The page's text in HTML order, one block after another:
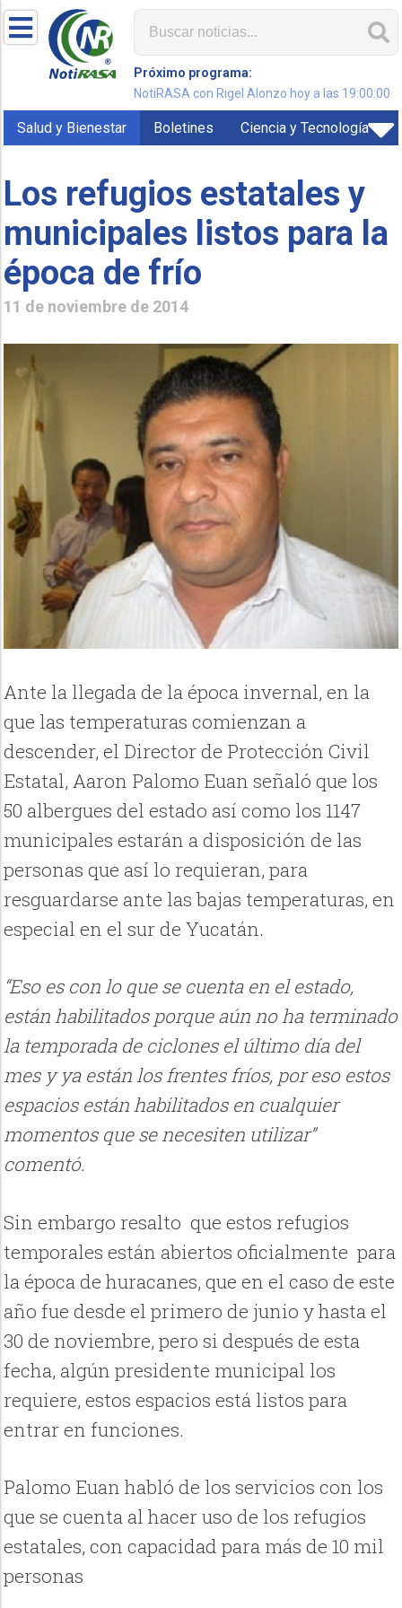
Próximo programa:
NotiRASA con Rigel Alonzo hoy a las 19:00:00
Salud y Bienestar Boletines Ciencia y Tecnología
Los refugios estatales y
municipales listos para la
época de frío
11 de noviembre de 2014
Ante la llegada de la época invernal, en la
que las temperaturas comienzan a
descender, el Director de Protección Civil
Estatal, Aaron Palomo Euan señaló que los
50 albergues del estado así como los 1147
municipales estarán a disposición de las
personas que así lo requieran, para
resguardarse ante las bajas temperaturas, en
especial en el sur de Yucatán.
“Eso es con lo que se cuenta en el estado,
están habilitados porque aún no ha terminado
la temporada de ciclones el último día del
mes y ya están los frentes fríos, por eso estos
espacios están habilitados en cualquier
momentos que se necesiten utilizar”
comentó.
Sin embargo resalto que estos refugios
temporales están abiertos oficialmente para
la época de huracanes, que en el caso de este
año fue desde el primero de junio y hasta el
30 de noviembre, pero si después de esta
fecha, algún presidente municipal los
requiere, estos espacios está listos para
entrar en funciones.
Palomo Euan habló de los servicios con los
que se cuenta al hacer uso de los refugios
estatales, con capacidad para más de 10 mil
personas